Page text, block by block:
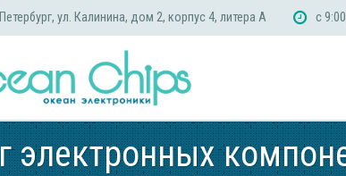
ул. Калинина, дом 2, корпус 4, литера А с
электронных